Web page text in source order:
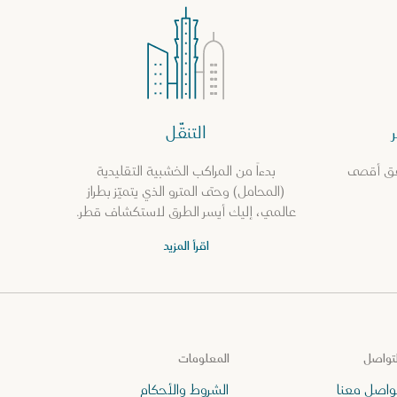
أقصى
التنقّل
بدءاً من المراكب الخشبية التقليدية
(المحامل) وحتى المترو الذي يتميّز بطراز
عالمي، إليك أيسر الطرق لاستكشاف قطر.
اقرأ المزيد
معنا
المعلومات
الشروط والأحكام